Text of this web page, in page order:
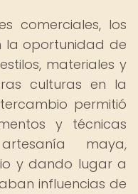
comerciales, los
la oportunidad de
materiales y
culturas en la
permitió
y técnicas
maya,
y dando lugar a
influencias de